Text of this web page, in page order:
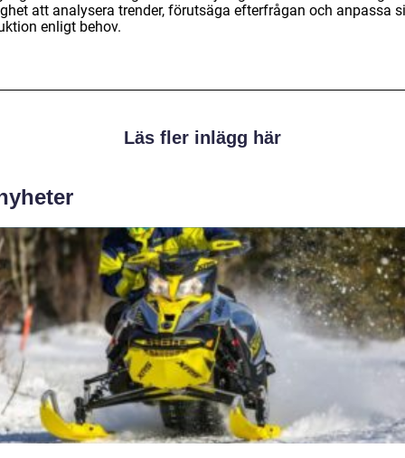
att analysera trender, förutsäga efterfrågan och anpassa
enligt behov.
Läs fler inlägg här